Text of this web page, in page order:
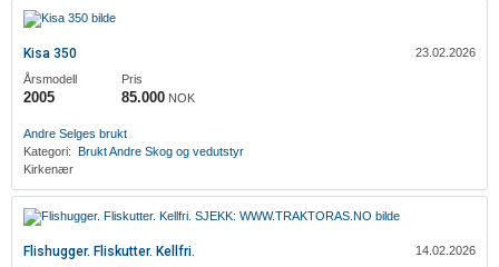
Kisa 350
23.02.2026
Årsmodell
2005
Pris
85.000 NOK
‎Andre Selges brukt
Kategori: Brukt‎Andre Skog og vedutstyr
Kirkenær
Flishugger. Fliskutter. Kellfri.
14.02.2026